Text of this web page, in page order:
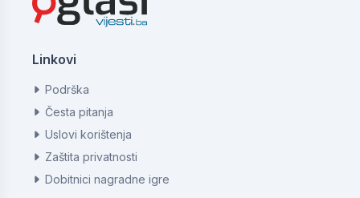
Linkovi
Podrška
Česta pitanja
Uslovi korištenja
Zaštita privatnosti
Dobitnici nagradne igre